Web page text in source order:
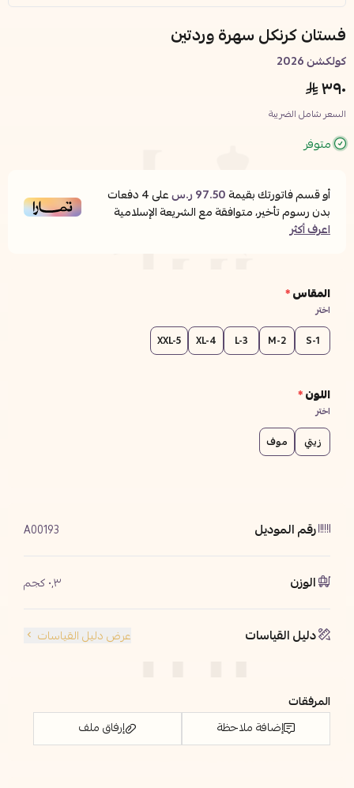
فستان كرنكل سهرة وردتين
كولكشن 2026
٣٩٠
السعر شامل الضريبة
متوفر
أو قسم فاتورتك بقيمة97.50 ر.س على4دفعات
بدون رسوم تأخير، متوافقة مع الشريعة الإسلامية
اعرف أكثر
المقاس*
اختر
S-1
M-2
L-3
XL-4
XXL-5
اللون*
اختر
زيتي موف
رقم الموديل A00193
الوزن ٠٫٣ كجم
دليل القياسات عرض دليل القياسات
المرفقات
إضافة ملاحظة
إرفاق ملف